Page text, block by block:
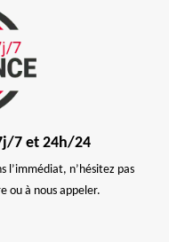
7 et 24h/24
l’immédiat, n’hésitez pas
ou à nous appeler.